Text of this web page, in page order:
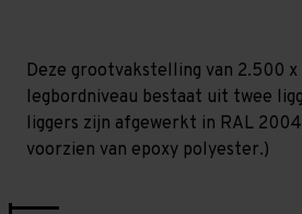
Deze grootvakstelling van 2.500
legbordniveau bestaat uit twee
liggers zijn afgewerkt in RAL
voorzien van epoxy polyester.)